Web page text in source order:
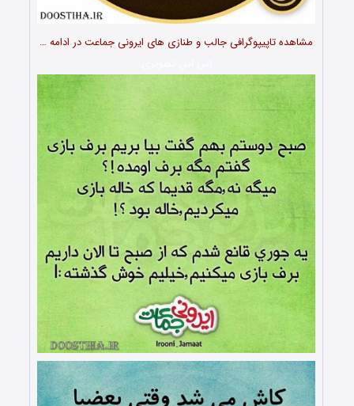
مشاهده تاپیپوگرافی جالب و طنازی های ایرونی جماعت در ادامه …